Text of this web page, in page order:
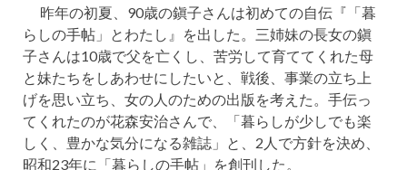
昨年の初夏、90歳の鎭子さんは初めての自伝『「暮
らしの手帖」とわたし』を出した。三姉妹の長女の鎭
子さんは10歳で父を亡くし、苦労して育ててくれた母
と妹たちをしあわせにしたいと、戦後、事業の立ち上
げを思い立ち、女の人のための出版を考えた。手伝っ
てくれたのが花森安治さんで、「暮らしが少しでも楽
しく、豊かな気分になる雑誌」と、2人で方針を決め、
昭和23年に「暮らしの手帖」を創刊した。